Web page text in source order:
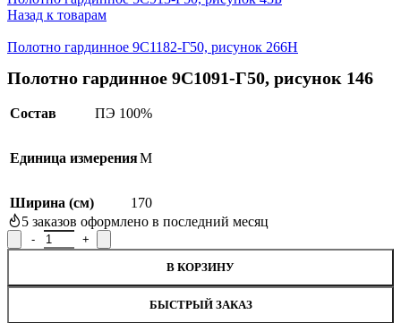
Назад к товарам
Полотно гардинное 9С1182-Г50, рисунок 266Н
Полотно гардинное 9С1091-Г50, рисунок 146
Состав ПЭ 100%
Единица измеренияМ
Ширина (см)
170
5 заказов оформлено в последний месяц
Количество товара Полотно гардинное 9С1091-Г50, рисунок
В КОРЗИНУ
БЫСТРЫЙ ЗАКАЗ